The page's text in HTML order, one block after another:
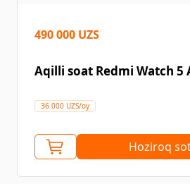
490 000 UZS
Aqilli soat Redmi Watch 5
36 000 UZS/oy
Hoziroq